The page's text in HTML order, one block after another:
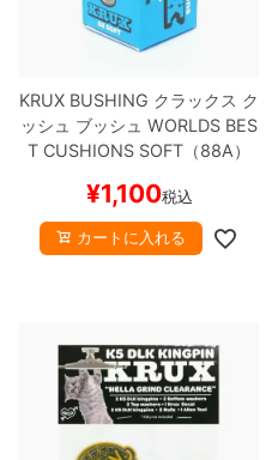
KRUX BUSHING クラックス ク
ッシュ ブッシュ WORLDS BES
T CUSHIONS SOFT（88A）
¥1,100税込
カートに入れる
9.0inch以上
シェイプデッキ
高性能デッキ